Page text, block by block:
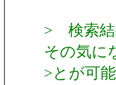
> 検索結
その気に
>とが可